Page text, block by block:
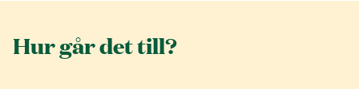
Hur går det till?